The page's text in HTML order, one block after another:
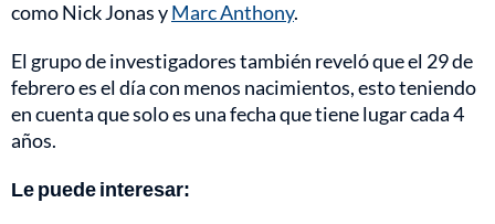
como Nick Jonas yMarc Anthony.
El grupo de investigadores también reveló que el 29 de
febrero es el día con menos nacimientos, esto teniendo
en cuenta que solo es una fecha que tiene lugar cada 4
años.
Le puede interesar: